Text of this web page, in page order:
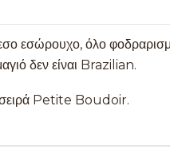
εσώρουχο, όλο
δεν είναι Brazilian.
σειρά Petite Boudoir.